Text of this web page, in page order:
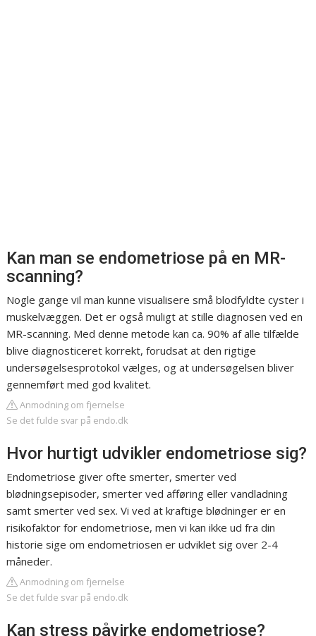
Kan man se endometriose på en MR-
scanning?
Nogle gange vil man kunne visualisere små blodfyldte cyster i
muskelvæggen. Det er også muligt at stille diagnosen ved en
MR-scanning. Med denne metode kan ca. 90% af alle tilfælde
blive diagnosticeret korrekt, forudsat at den rigtige
undersøgelsesprotokol vælges, og at undersøgelsen bliver
gennemført med god kvalitet.
Anmodning om fjernelse
Se det fulde svar på endo.dk
Hvor hurtigt udvikler endometriose sig?
Endometriose giver ofte smerter, smerter ved
blødningsepisoder, smerter ved afføring eller vandladning
samt smerter ved sex. Vi ved at kraftige blødninger er en
risikofaktor for endometriose, men vi kan ikke ud fra din
historie sige om endometriosen er udviklet sig over 2-4
måneder.
Anmodning om fjernelse
Se det fulde svar på endo.dk
Kan stress påvirke endometriose?